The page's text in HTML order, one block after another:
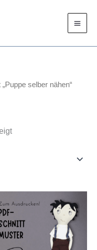
selber nähen“